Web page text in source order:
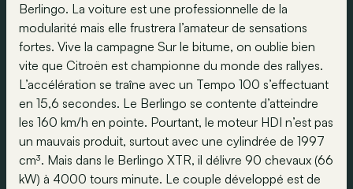
Berlingo. La voiture est une professionnelle de la
modularité mais elle frustrera l’amateur de sensations
fortes. Vive la campagne Sur le bitume, on oublie bien
vite que Citroën est championne du monde des rallyes.
L’accélération se traîne avec un Tempo 100 s’effectuant
en 15,6 secondes. Le Berlingo se contente d’atteindre
les 160 km/h en pointe. Pourtant, le moteur HDI n’est pas
un mauvais produit, surtout avec une cylindrée de 1997
cm³. Mais dans le Berlingo XTR, il délivre 90 chevaux (66
kW) à 4000 tours minute. Le couple développé est de